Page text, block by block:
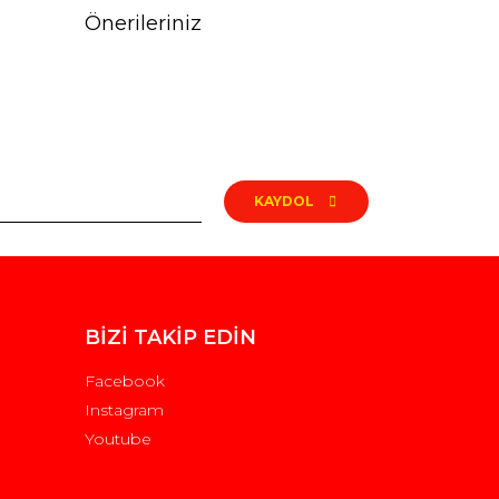
Önerileriniz
KAYDOL
BİZİ TAKİP EDİN
Facebook
Instagram
Youtube